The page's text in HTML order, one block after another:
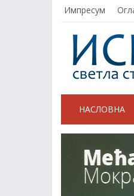
Импресум
НАСЛОВНА